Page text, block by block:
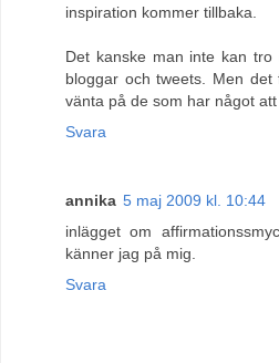
inspiration kommer tillbaka.
Det kanske man inte kan
bloggar och tweets. Men
vänta på de som har något
Svara
annika 5 maj 2009 kl. 10:44
inlägget om
känner jag på mig.
Svara